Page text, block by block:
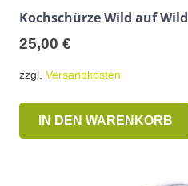
Kochschürze Wild auf Wild
25,00 €
zzgl. Versandkosten
IN DEN WARENKORB